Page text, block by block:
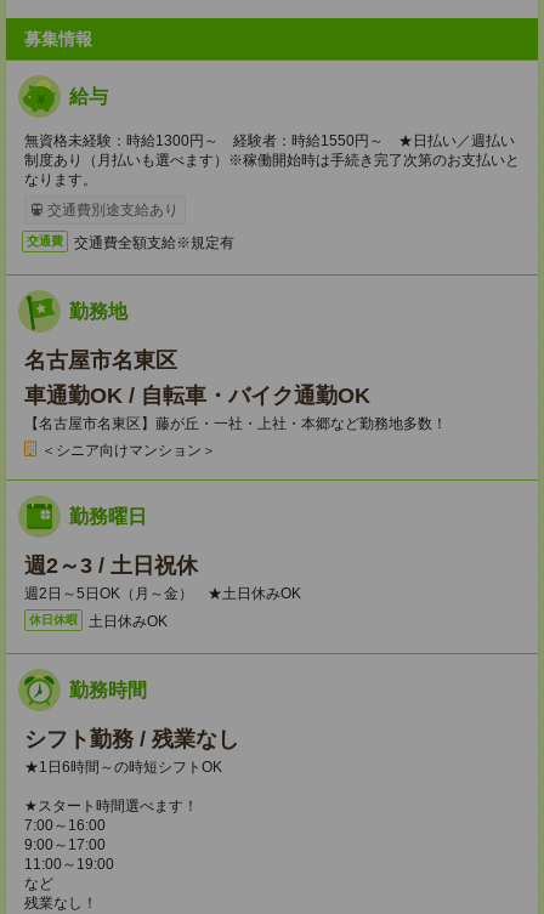
募集情報
給与
無資格未経験：時給1300円～ 経験者：時給1550円～ ★日払い／週払い
制度あり（月払いも選べます）※稼働開始時は手続き完了次第のお支払いと
なります。
交通費別途支給あり
交通費 交通費全額支給※規定有
勤務地
名古屋市名東区
車通勤OK / 自転車・バイク通勤OK
【名古屋市名東区】藤が丘・一社・上社・本郷など勤務地多数！
＜シニア向けマンション＞
勤務曜日
週2～3 / 土日祝休
週2日～5日OK（月～金） ★土日休みOK
休日休暇 土日休みOK
勤務時間
シフト勤務 / 残業なし
★1日6時間～の時短シフトOK
★スタート時間選べます！
7:00～16:00
9:00～17:00
11:00～19:00
など
残業なし！